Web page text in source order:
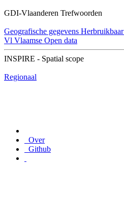
GDI-Vlaanderen Trefwoorden
Geografische gegevens Herbruikbaar
Vl Vlaamse Open data
INSPIRE - Spatial scope
Regionaal
Over
Github